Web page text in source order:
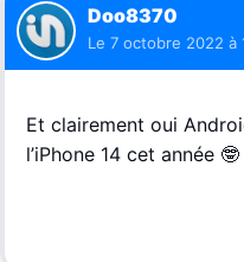
Doo8370
Le 7 octobre 2022 à
Et clairement oui
l’iPhone 14 cet année 🤓